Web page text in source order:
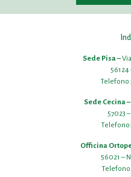
Sede Pisa –
56124
Telefono:
Sede Cecina –
57023
Telefono:
Officina
56021 –
Telefono: